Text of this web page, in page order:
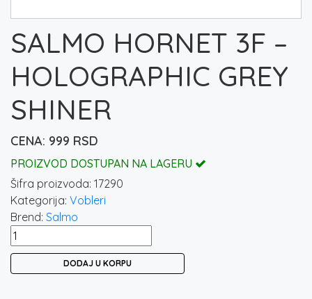
SALMO HORNET 3F –
HOLOGRAPHIC GREY
SHINER
999 RSD
PROIZVOD DOSTUPAN NA LAGERU
Šifra proizvoda: 17290
Kategorija: Vobleri
Brend: Salmo
SALMO
HORNET
DODAJ U KORPU